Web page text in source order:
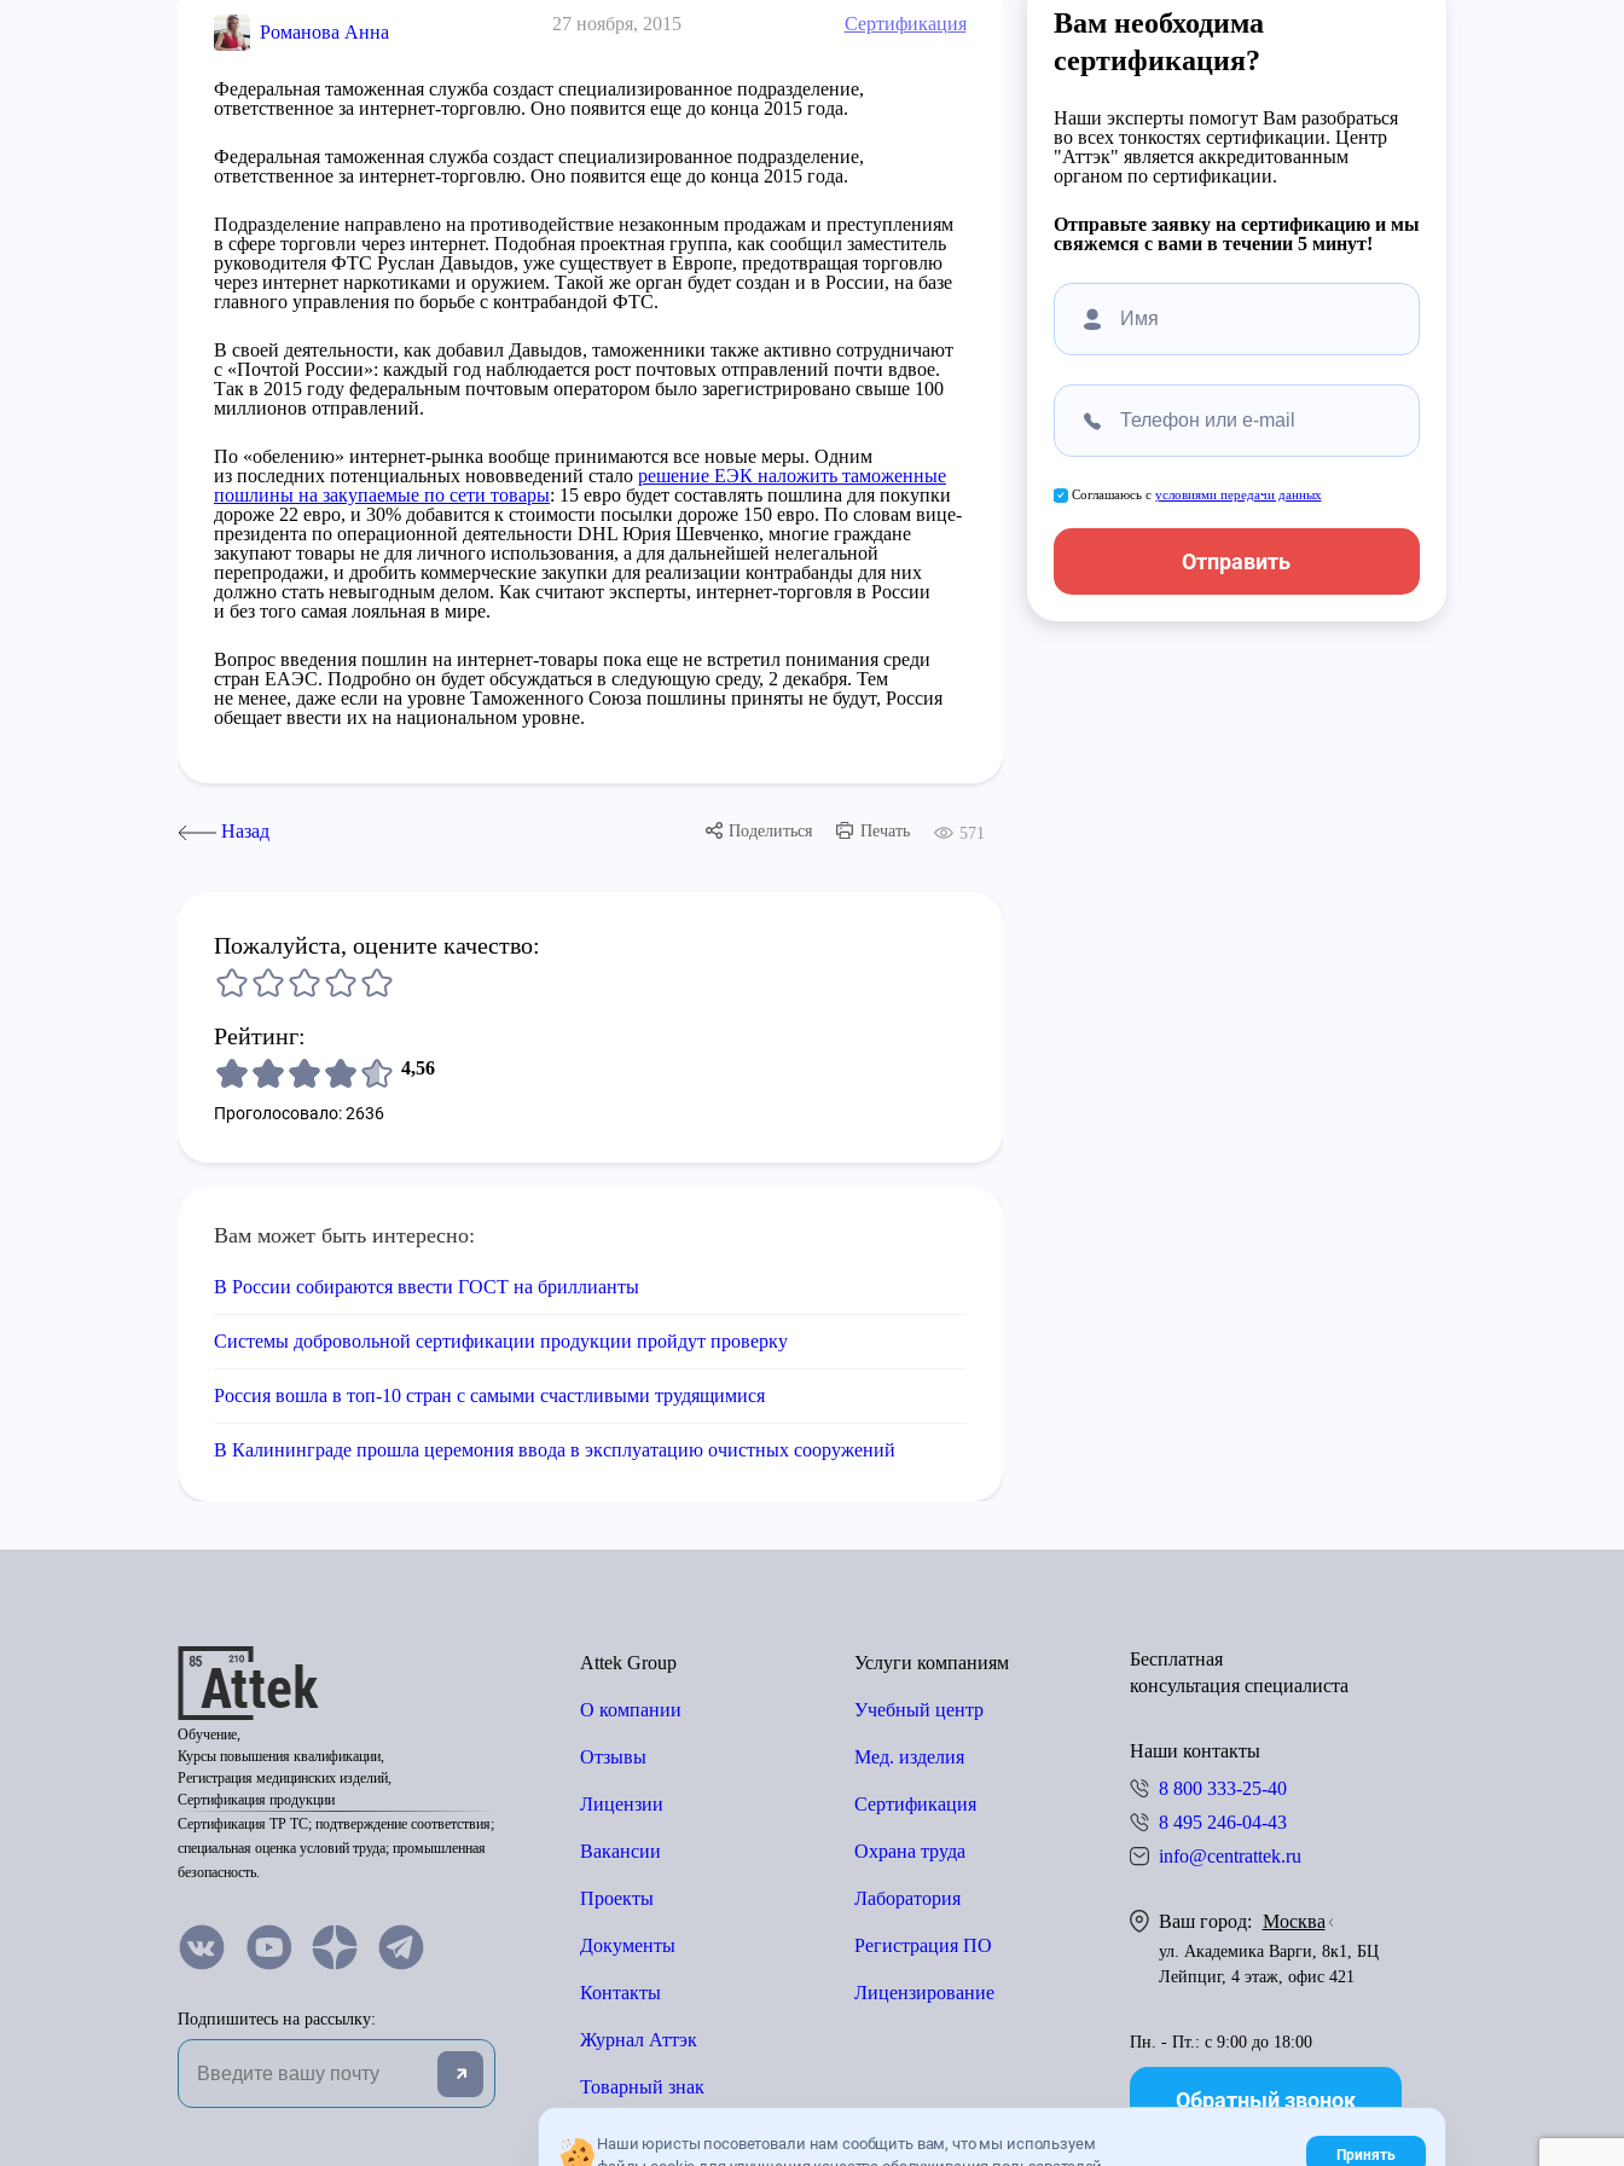
Наши юристы посоветовали нам сообщить вам, что мы используем
Принять
Романова Анна 27 ноября, 2015 Сертификация
Федеральная таможенная служба создаст специализированное подразделение,
ответственное за интернет-торговлю. Оно появится еще до конца 2015 года.
Федеральная таможенная служба создаст специализированное подразделение,
ответственное за интернет-торговлю. Оно появится еще до конца 2015 года.
Подразделение направлено на противодействие незаконным продажам и преступлениям
в сфере торговли через интернет. Подобная проектная группа, как сообщил заместитель
руководителя ФТС Руслан Давыдов, уже существует в Европе, предотвращая торговлю
через интернет наркотиками и оружием. Такой же орган будет создан и в России, на базе
главного управления по борьбе с контрабандой ФТС.
В своей деятельности, как добавил Давыдов, таможенники также активно сотрудничают
с «Почтой России»: каждый год наблюдается рост почтовых отправлений почти вдвое.
Так в 2015 году федеральным почтовым оператором было зарегистрировано свыше 100
миллионов отправлений.
По «обелению» интернет-рынка вообще принимаются все новые меры. Одним
из последних потенциальных нововведений стало решение ЕЭК наложить таможенные
пошлины на закупаемые по сети товары: 15 евро будет составлять пошлина для покупки
дороже 22 евро, и 30% добавится к стоимости посылки дороже 150 евро. По словам вице-
президента по операционной деятельности DHL Юрия Шевченко, многие граждане
закупают товары не для личного использования, а для дальнейшей нелегальной
перепродажи, и дробить коммерческие закупки для реализации контрабанды для них
должно стать невыгодным делом. Как считают эксперты, интернет-торговля в России
и без того самая лояльная в мире.
Вопрос введения пошлин на интернет-товары пока еще не встретил понимания среди
стран ЕАЭС. Подробно он будет обсуждаться в следующую среду, 2 декабря. Тем
не менее, даже если на уровне Таможенного Союза пошлины приняты не будут, Россия
обещает ввести их на национальном уровне.
Назад Поделиться Печать 571
Пожалуйста, оцените качество:
Рейтинг:
4,56
Проголосовало: 2636
Вам может быть интересно:
В России собираются ввести ГОСТ на бриллианты
Системы добровольной сертификации продукции пройдут проверку
Россия вошла в топ-10 стран с самыми счастливыми трудящимися
В Калининграде прошла церемония ввода в эксплуатацию очистных сооружений
Вам необходима
сертификация?
Наши эксперты помогут Вам разобраться
во всех тонкостях сертификации. Центр
"Аттэк" является аккредитованным
органом по сертификации.
Отправьте заявку на сертификацию и мы
свяжемся с вами в течении 5 минут!
Соглашаюсь с условиями передачи данных
Отправить
Обучение,
Курсы повышения квалификации,
Регистрация медицинских изделий,
Сертификация продукции
Сертификация ТР ТС; подтверждение соответствия;
специальная оценка условий труда; промышленная
безопасность.
Подпишитесь на рассылку:
Attek Group
О компании
Отзывы
Лицензии
Вакансии
Проекты
Документы
Контакты
Журнал Аттэк
Товарный знак
Услуги компаниям
Учебный центр
Мед. изделия
Сертификация
Охрана труда
Лаборатория
Регистрация ПО
Лицензирование
Бесплатная
консультация специалиста
Наши контакты
8 800 333-25-40
8 495 246-04-43
info@centrattek.ru
Ваш город: Москва
ул. Академика Варги, 8к1, БЦ
Лейпциг, 4 этаж, офис 421
Пн. - Пт.: с 9:00 до 18:00
Обратный звонок